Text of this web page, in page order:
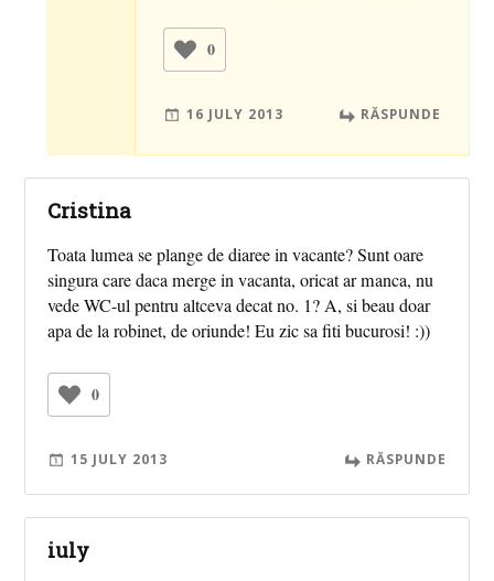
0
16 JULY 2013 RĂSPUNDE
Cristina
Toata lumea se plange de diaree in vacante? Sunt oare
singura care daca merge in vacanta, oricat ar manca, nu
vede WC-ul pentru altceva decat no. 1? A, si beau doar
apa de la robinet, de oriunde! Eu zic sa fiti bucurosi! :))
0
15 JULY 2013 RĂSPUNDE
iuly